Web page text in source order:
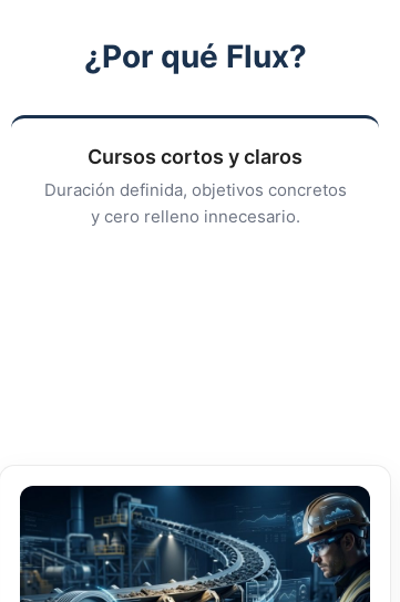
¿Por qué Flux?
Cursos cortos y claros
Duración definida, objetivos concretos
y cero relleno innecesario.